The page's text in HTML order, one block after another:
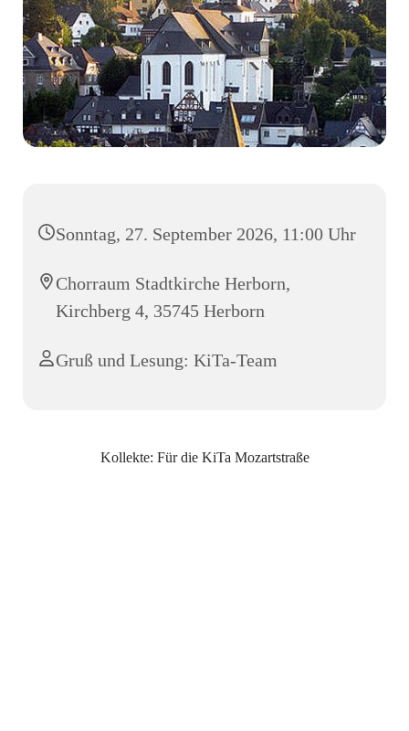
Sonntag, 27. September 2026, 11:00 Uhr
Chorraum Stadtkirche Herborn,
Kirchberg 4, 35745 Herborn
Gruß und Lesung: KiTa-Team
Kollekte: Für die KiTa Mozartstraße